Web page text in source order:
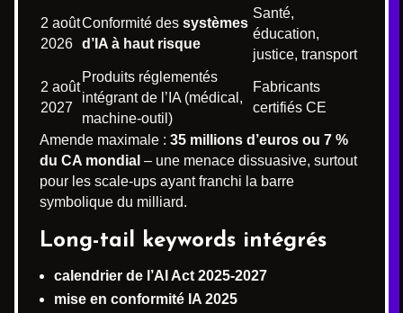
2 août
2026
Conformité des systèmes
d’IA à haut risque
Santé,
éducation,
justice, transport
2 août
2027
Produits réglementés
intégrant de l’IA (médical,
machine-outil)
Fabricants
certifiés CE
Amende maximale : 35 millions d’euros ou 7 %
du CA mondial – une menace dissuasive, surtout
pour les scale-ups ayant franchi la barre
symbolique du milliard.
Long-tail keywords intégrés
calendrier de l’AI Act 2025-2027
mise en conformité IA 2025